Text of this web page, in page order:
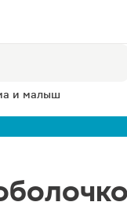
и малыш